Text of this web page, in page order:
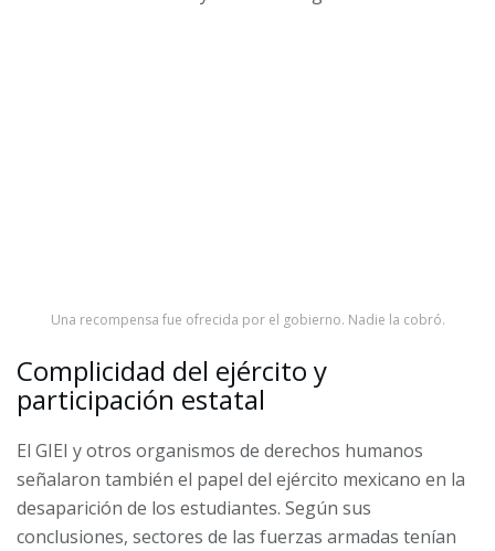
Una recompensa fue ofrecida por el gobierno. Nadie la cobró.
Complicidad del ejército y
participación estatal
El GIEI y otros organismos de derechos humanos
señalaron también el papel del ejército mexicano en la
desaparición de los estudiantes. Según sus
conclusiones, sectores de las fuerzas armadas tenían